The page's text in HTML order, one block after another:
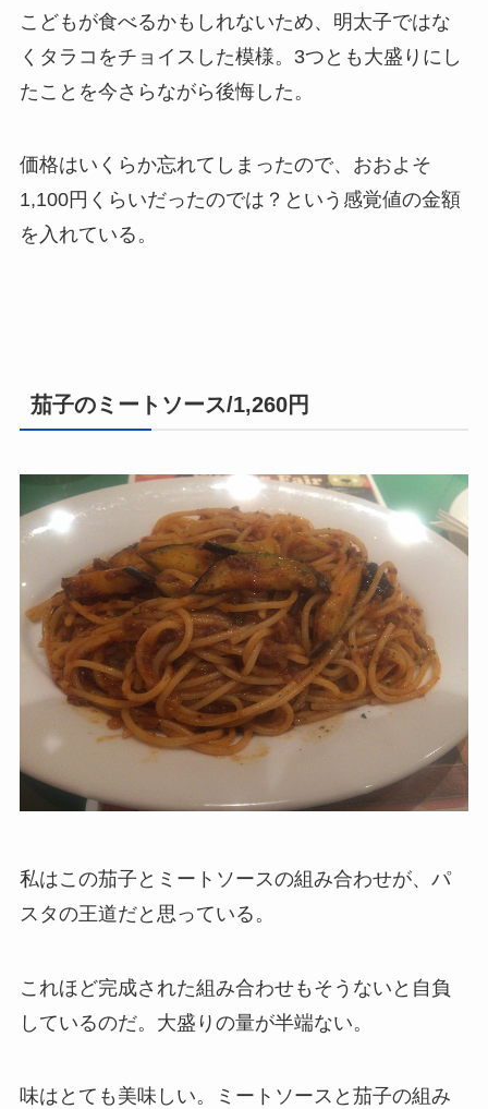
こどもが食べるかもしれないため、明太子ではな
くタラコをチョイスした模様。3つとも大盛りにし
たことを今さらながら後悔した。
価格はいくらか忘れてしまったので、おおよそ
1,100円くらいだったのでは？という感覚値の金額
を入れている。
茄子のミートソース/1,260円
私はこの茄子とミートソースの組み合わせが、パ
スタの王道だと思っている。
これほど完成された組み合わせもそうないと自負
しているのだ。大盛りの量が半端ない。
味はとても美味しい。ミートソースと茄子の組み